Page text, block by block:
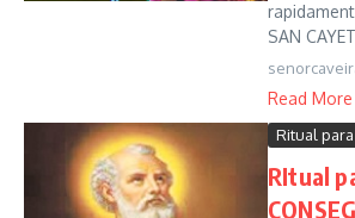
SAN
Read More
Ritual
RItual